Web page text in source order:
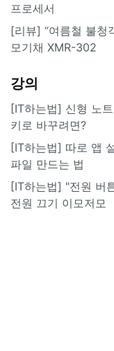
프로세서
[리뷰] “여름철 불청
모기채 XMR-302
강의
[IT하는법] 신형 노
키로 바꾸려면?
[IT하는법] 따로 앱
파일 만드는 법
[IT하는법] "전원 버
전원 끄기 이모저모